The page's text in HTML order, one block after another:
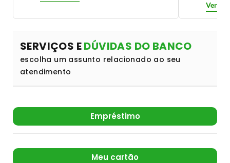
Ver
SERVIÇOS EDÚVIDAS DO BANCO
escolha um assunto relacionado ao seu
atendimento
Empréstimo
Meu cartão